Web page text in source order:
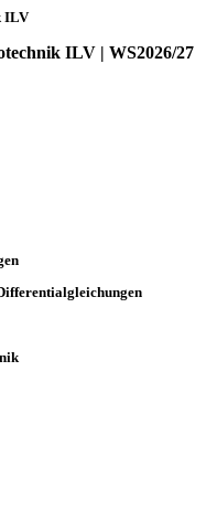
ILV
ILV | WS2026/27